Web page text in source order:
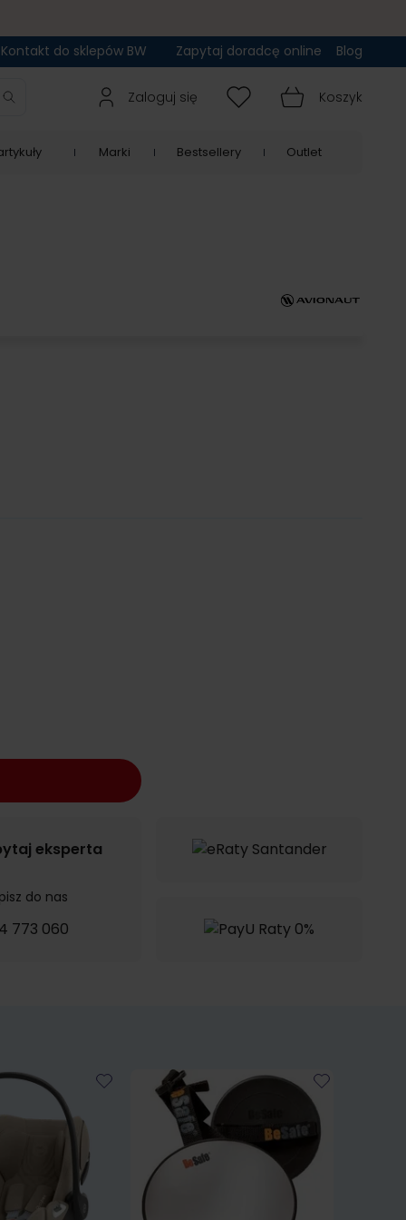
Kontakt do sklepów BW Zapytaj doradcę online Blog
Zaloguj się Koszyk
Marki Bestsellery Outlet
eksperta
do nas
773 060